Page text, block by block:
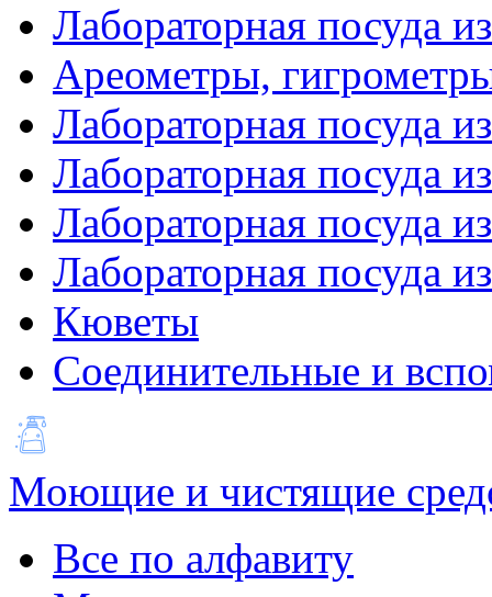
Лабораторная посуда
Ареометры,
Лабораторная посуда
Лабораторная посуда
Лабораторная посуда
Лабораторная посуда
Кюветы
Соединительные и
Моющие и чистящие
Все по алфавиту